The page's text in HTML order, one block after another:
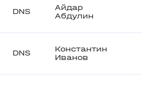
DNS
Айдар
Абдулин
DNS
Константин
Иванов